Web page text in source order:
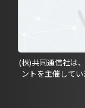
(株)共同通信社は
ントを主催して